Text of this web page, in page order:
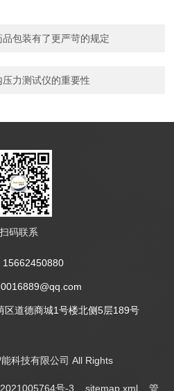
包装有了更严苛的规定
力测试仪的重要性
扫码联系
15662450880
区道德商城1号楼北侧5层189号
科技有限公司 All Rights
号-3 sitemap.xml 管